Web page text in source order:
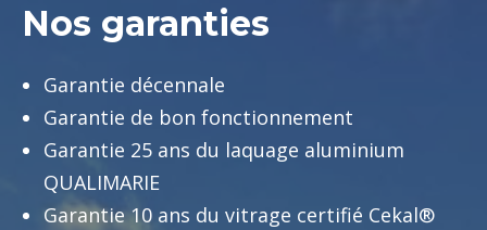
Nos garanties
Garantie décennale
Garantie de bon fonctionnement
Garantie 25 ans du laquage aluminium
QUALIMARIE
Garantie 10 ans du vitrage certifié Cekal®